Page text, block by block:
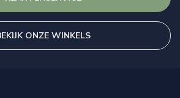
ONZE WINKELS